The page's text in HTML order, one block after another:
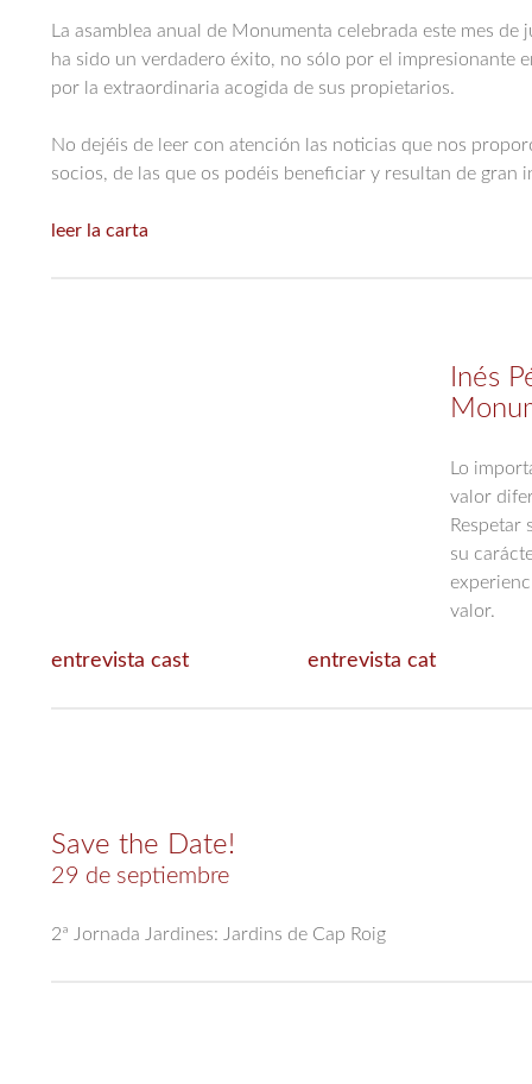
La asamblea anual de Monumenta celebrada este mes
ha sido un verdadero éxito, no sólo por el impresionante
por la extraordinaria acogida de sus propietarios.
No dejéis de leer con atención las noticias que nos
socios, de las que os podéis beneficiar y resultan de gran
leer la carta
Inés
Lo
valor
Respetar
su
valor.
entrevista cast entrevista cat
Save the Date!
29 de septiembre
2ª Jornada Jardines: Jardins de Cap Roig